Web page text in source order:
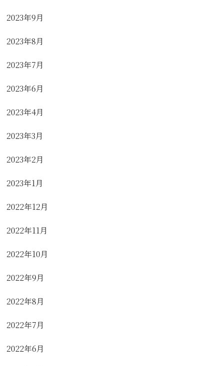
2023年9月
2023年8月
2023年7月
2023年6月
2023年4月
2023年3月
2023年2月
2023年1月
2022年12月
2022年11月
2022年10月
2022年9月
2022年8月
2022年7月
2022年6月